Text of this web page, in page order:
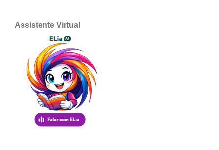
Assistente Virtual